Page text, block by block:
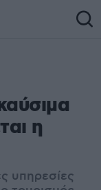
η
υπηρεσίες